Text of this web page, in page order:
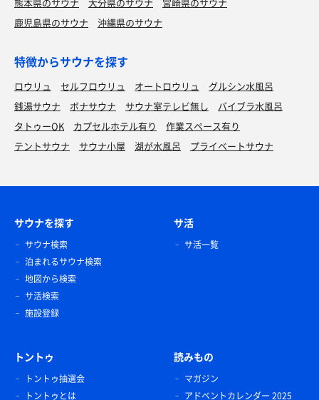
鹿児島県のサウナ
沖縄県のサウナ
特徴からサウナを探す
ロウリュ セルフロウリュ オートロウリュ
グルシン水風呂
銭湯サウナ
ボナサウナ サウナ室テレビ無し
バイブラ水風呂
タトゥーOK
カプセルホテル有り
作業スペース有り
テントサウナ
サウナ小屋 湖が水風呂 プライベートサウナ
サウナを探す
サウナ検索
泊まれるサウナ検索
地図から検索
サ活検索
施設登録
サ活
サ活一覧
トントゥ
トントゥ抽選会
トントゥとは
読みもの
マガジン
アドベントカレンダー 2025